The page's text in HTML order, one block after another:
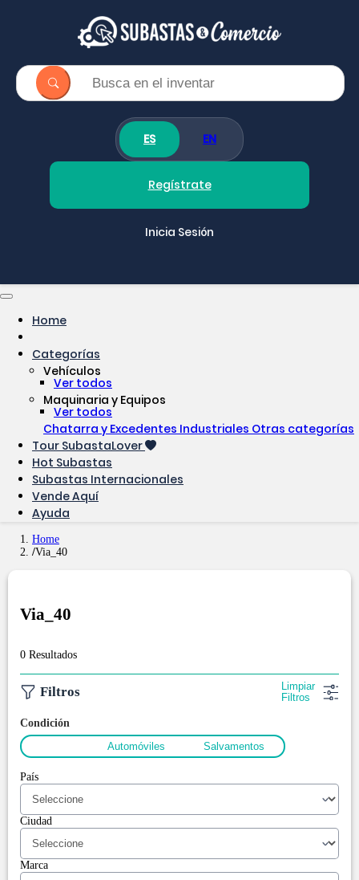
ES EN
Regístrate
Inicia Sesión
Home
Categorías
Vehículos
Ver todos
Maquinaria y Equipos
Ver todos
Chatarra y Excedentes Industriales Otras categorías
Tour SubastaLover
Hot Subastas
Subastas Internacionales
Vende Aquí
Ayuda
Home
Via_40
Via_40
0 Resultados
Filtros
Limpiar
Filtros
Condición
Automóviles Salvamentos
País
Ciudad
Marca